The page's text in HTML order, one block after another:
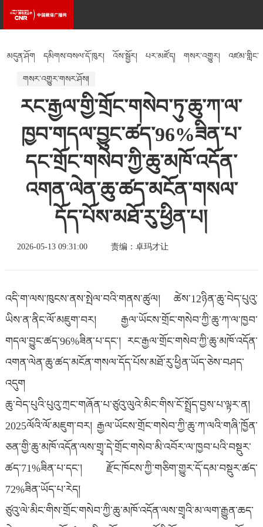
མདུན་ཤོག དམིགས་བསལ་དོ་ཁུར། འོས་སྦྱོར། པར་མཛོད། གསར་འགྱུར། འཛམ་གླིང་
སྐར་ཁུངས།
གསར་འགྱུར་གསར་ཤོས།
རང་རྒྱལ་གྱི་གྲོང་གསེབ་ཏུ་ཆུ་ཀ་ལ་
ཁྱབ་གདལ་བྱུང་ཚད་96%ཟིན་པ་
དང་གྲོང་གསེབ་ཀྱི་ཆུ་མཁོ་འདོན་
འགན་ལེན་ཆུ་ཚད་མངོན་གསལ་
དོད་པོས་མཐོ་རུ་ཕྱིན་པ།
2026-05-13 09:31:00 责编：卓玛才让
འདི་ག་ལས་ཁུངས་ནས་སྤེལ་བའི་གནས་ཚུལ། ཚེས་12ཉིན་ཆུ་བེད་པུའུ་
ཡིས་ན་ནིང་ལོ་མཇུག་བར། རྒྱལ་ཡོངས་གྲོང་གསེབ་ཀྱི་ཆུ་ཀ་ལ་ཁྱབ་
གདལ་བྱུང་ཚད་96%ཟིན་པ་དང་། རང་རྒྱལ་གྲོང་གསེབ་ཀྱི་ཆུ་མཁོ་འདོན་
འགན་ལེན་ཆུ་ཚད་མངོན་གསལ་དོད་པོས་མཐོ་རུ་ཕྱིན་ཡོད་ཅེས་བཤད་
འདུག
ཆུ་བེད་པུའི་པུའུ་ཀྲང་གཞོན་པ་ཙུའུ་ལུའེ་མིང་གིས་ངོ་སྤྲོད་བྱས་པ་ལྟར་ན།
2025ལོའི་ལོ་མཇུག་བར། རྒྱལ་ཡོངས་གྲོང་གསེབ་ཀྱི་ཆུ་ཀ་ལའི་གཞི་ཁྱོན་
ཅན་གྱི་ཆུ་མཁོ་འདོན་ལས་གྲྭ་དེ་གྲོང་གསེབ་མི་འབོར་ལ་ཁྱབ་པའི་བསྡུར་
ཚད་71%ཟིན་པ་དང་། རྫོང་ཁོངས་ཀྱི་གཅིག་གྱུར་དོ་དམ་བསྡུར་ཚད་
72%ཟིན་ཡོད་པ་རེད།
ཙུའུ་ལེ་མིང་གིས་གྲོང་གསེབ་ཀྱི་ཆུ་མཁོ་འདོན་ལས་གྲྭའི་མ་ལག་རྒྱུན་ཆད་